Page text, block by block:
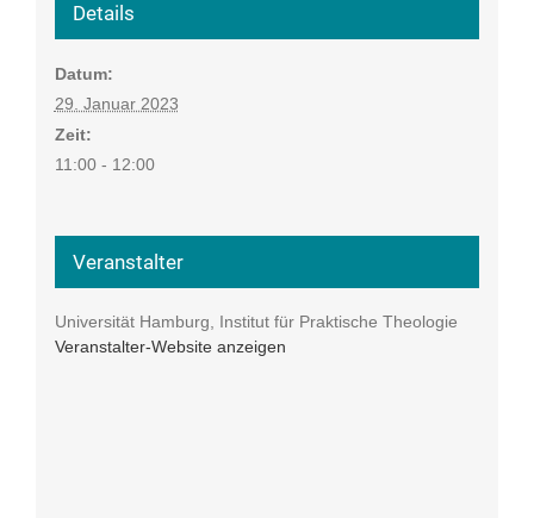
Details
Datum:
29. Januar 2023
Zeit:
11:00 - 12:00
Veranstalter
Universität Hamburg, Institut für Praktische Theologie
Veranstalter-Website anzeigen